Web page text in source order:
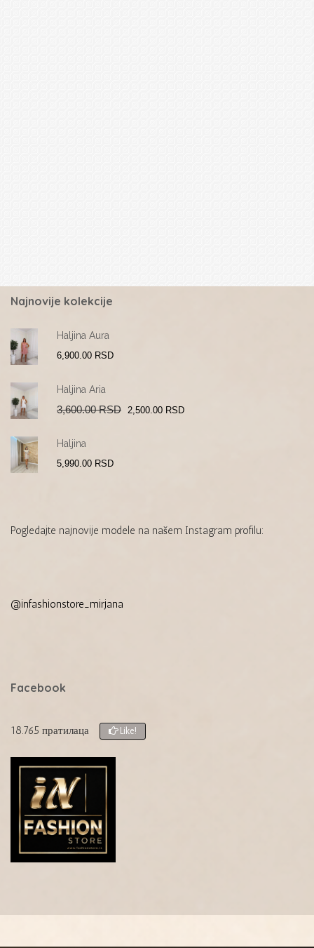
Najnovije kolekcije
Haljina Aura
6,900.00 RSD
Haljina Aria
3,600.00RSD Original
price
2,500.00 RSD
Haljina
5,990.00 RSD
Pogledajte najnovije modele na našem Instagram profilu:
@infashionstore_mirjana
Facebook
18.765 пратилаца Like!